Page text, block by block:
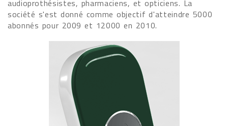
audioprothésistes, pharmaciens, et opticiens. La
société s'est donné comme objectif d'atteindre 5000
abonnés pour 2009 et 12000 en 2010.